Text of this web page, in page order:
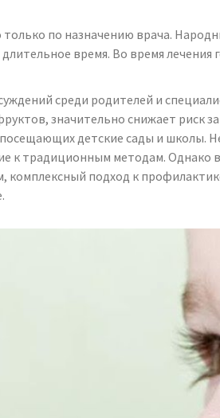
по назначению врача.
время. Во время
среди родителей и
значительно снижает риск
детские сады и школы.
к традиционным методам.
комплексный подход к